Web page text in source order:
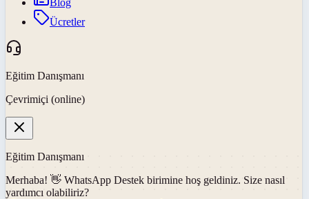
Ücretler
Eğitim Danışmanı
Çevrimiçi (online)
Eğitim Danışmanı
Merhaba! 👋 WhatsApp Destek birimine hoş geldiniz. Size nasıl
yardımcı olabiliriz?